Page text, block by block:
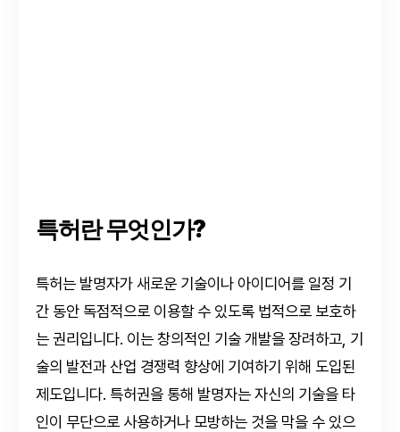
특허란 무엇인가?
특허는 발명자가 새로운 기술이나 아이디어를 일정 기
간 동안 독점적으로 이용할 수 있도록 법적으로 보호하
는 권리입니다. 이는 창의적인 기술 개발을 장려하고, 기
술의 발전과 산업 경쟁력 향상에 기여하기 위해 도입된
제도입니다. 특허권을 통해 발명자는 자신의 기술을 타
인이 무단으로 사용하거나 모방하는 것을 막을 수 있으